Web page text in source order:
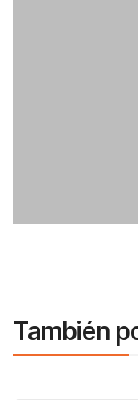
También